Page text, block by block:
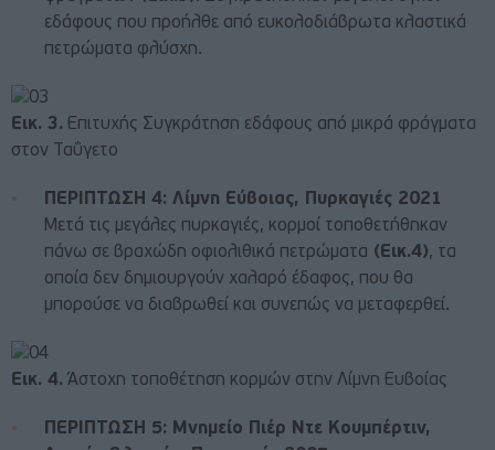
εδάφους που προήλθε από ευκολοδιάβρωτα κλαστικά
πετρώματα φλύσχη.
Εικ. 3. Επιτυχής Συγκράτηση εδάφους από μικρά φράγματα
στον Ταΰγετο
ΠΕΡΙΠΤΩΣΗ 4: Λίμνη Εύβοιας, Πυρκαγιές 2021
Μετά τις μεγάλες πυρκαγιές, κορμοί τοποθετήθηκαν
πάνω σε βραχώδη οφιολιθικά πετρώματα (Εικ.4), τα
οποία δεν δημιουργούν χαλαρό έδαφος, που θα
μπορούσε να διαβρωθεί και συνεπώς να μεταφερθεί.
Εικ. 4. Άστοχη τοποθέτηση κορμών στην Λίμνη Ευβοίας
ΠΕΡΙΠΤΩΣΗ 5: Μνημείο Πιέρ Ντε Κουμπέρτιν,